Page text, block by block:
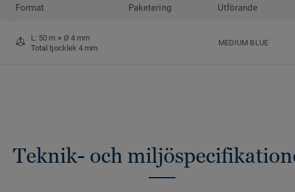
Format Paketering Utförande
L: 50 m × Ø 4 mm
Total tjocklek 4 mm
MEDIUM BLUE
Teknik- och